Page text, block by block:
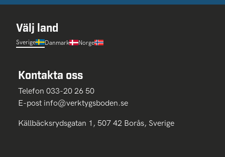
Välj land
Sverige Danmark Norge
Kontakta oss
Telefon 033-20 26 50
E-post info@verktygsboden.se
Källbäcksrydsgatan 1, 507 42 Borås, Sverige